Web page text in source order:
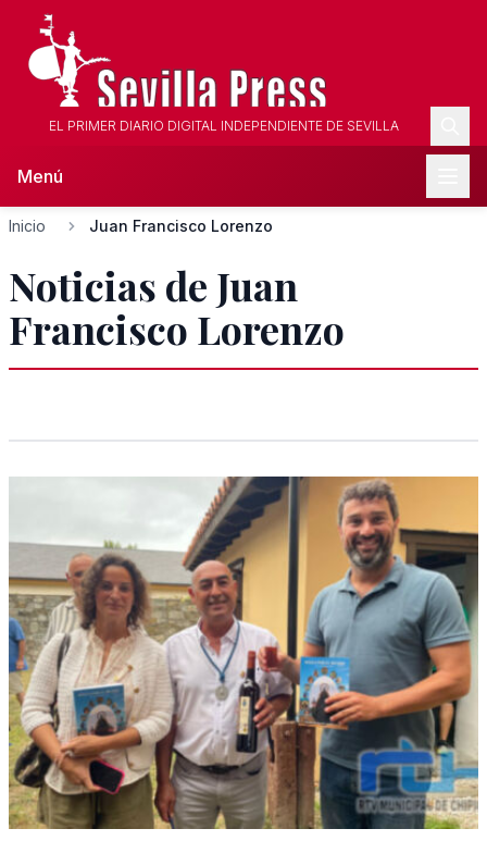
EL PRIMER DIARIO DIGITAL INDEPENDIENTE DE SEVILLA
Menú
Inicio Juan Francisco Lorenzo
Noticias de Juan
Francisco Lorenzo